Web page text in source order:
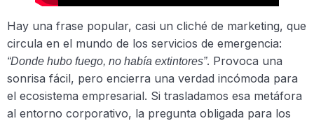
Hay una frase popular, casi un cliché de marketing, que
circula en el mundo de los servicios de emergencia:
“Donde hubo fuego, no había extintores”. Provoca una
sonrisa fácil, pero encierra una verdad incómoda para
el ecosistema empresarial. Si trasladamos esa metáfora
al entorno corporativo, la pregunta obligada para los